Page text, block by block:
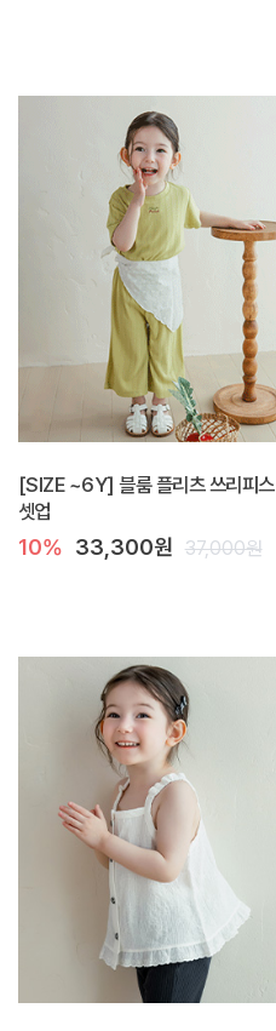
[SIZE ~6Y] 블룸 플리츠 쓰리피스
셋업
10% 33,300원 37,000원